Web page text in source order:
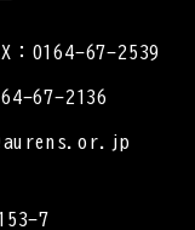
：0164-67-2539
67-2136
aurens.or.jp
7